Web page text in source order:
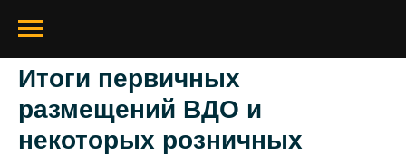
Итоги первичных
размещений ВДО и
некоторых розничных